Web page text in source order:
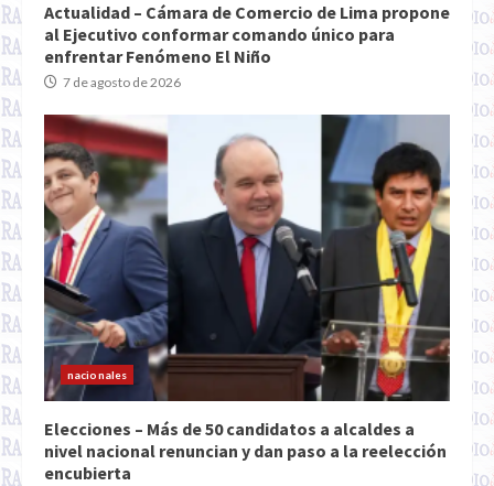
Actualidad – Cámara de Comercio de Lima propone
al Ejecutivo conformar comando único para
enfrentar Fenómeno El Niño
7 de agosto de 2026
nacionales
Elecciones – Más de 50 candidatos a alcaldes a
nivel nacional renuncian y dan paso a la reelección
encubierta